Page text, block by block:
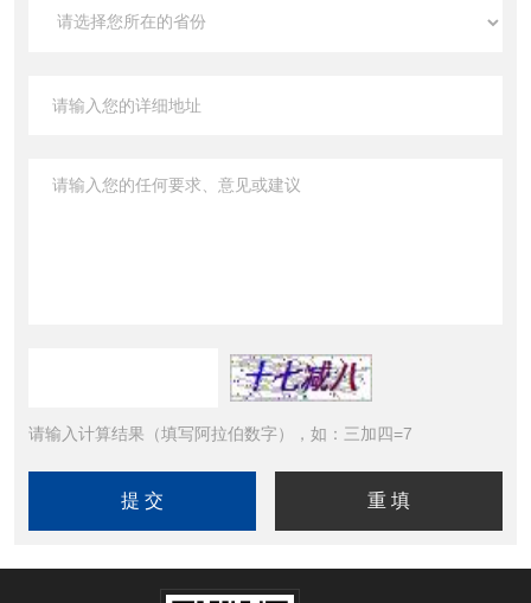
请输入计算结果（填写阿拉伯数字），如：三加四=7